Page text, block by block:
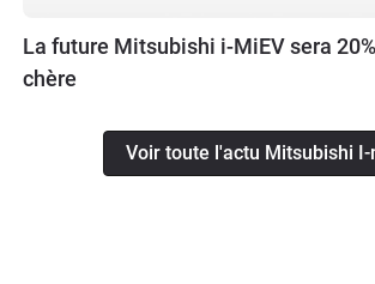
La future Mitsubishi i-MiEV sera
chère
Voir toute l'actu Mitsubishi I-